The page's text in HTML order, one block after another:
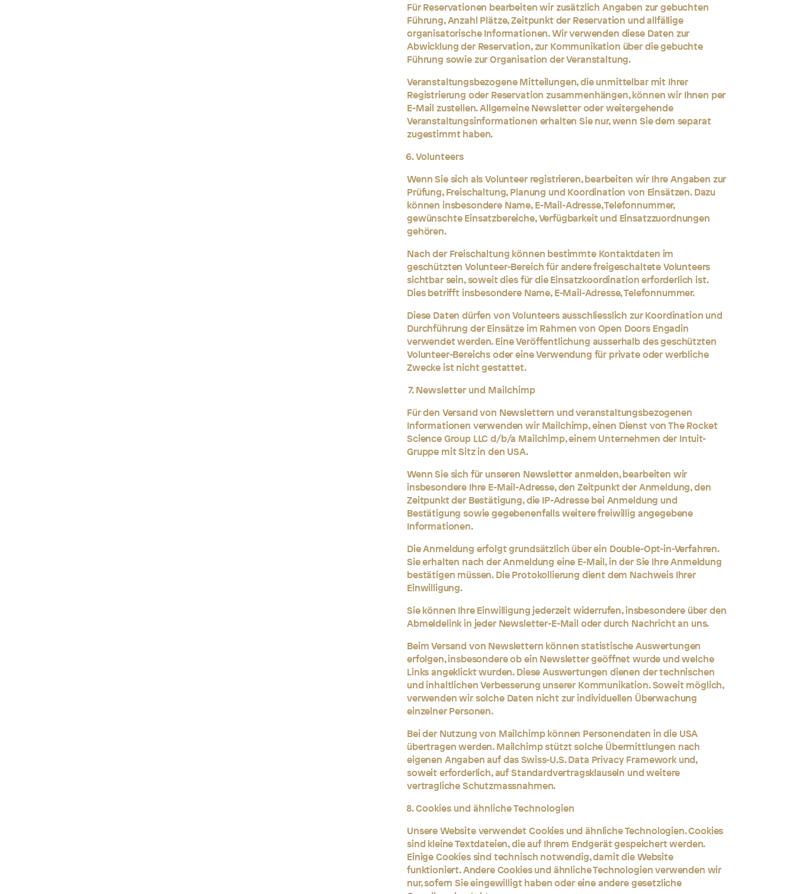
Für Reservationen bearbeiten wir zusätzlich Angaben zur gebuchten
Führung, Anzahl Plätze, Zeitpunkt der Reservation und allfällige
organisatorische Informationen. Wir verwenden diese Daten zur
Abwicklung der Reservation, zur Kommunikation über die gebuchte
Führung sowie zur Organisation der Veranstaltung.
Veranstaltungsbezogene Mitteilungen, die unmittelbar mit Ihrer
Registrierung oder Reservation zusammenhängen, können wir Ihnen per
E-Mail zustellen. Allgemeine Newsletter oder weitergehende
Veranstaltungsinformationen erhalten Sie nur, wenn Sie dem separat
zugestimmt haben.
Volunteers
Wenn Sie sich als Volunteer registrieren, bearbeiten wir Ihre Angaben zur
Prüfung, Freischaltung, Planung und Koordination von Einsätzen. Dazu
können insbesondere Name, E-Mail-Adresse, Telefonnummer,
gewünschte Einsatzbereiche, Verfügbarkeit und Einsatzzuordnungen
gehören.
Nach der Freischaltung können bestimmte Kontaktdaten im
geschützten Volunteer-Bereich für andere freigeschaltete Volunteers
sichtbar sein, soweit dies für die Einsatzkoordination erforderlich ist.
Dies betrifft insbesondere Name, E-Mail-Adresse, Telefonnummer.
Diese Daten dürfen von Volunteers ausschliesslich zur Koordination und
Durchführung der Einsätze im Rahmen von Open Doors Engadin
verwendet werden. Eine Veröffentlichung ausserhalb des geschützten
Volunteer-Bereichs oder eine Verwendung für private oder werbliche
Zwecke ist nicht gestattet.
Newsletter und Mailchimp
Für den Versand von Newslettern und veranstaltungsbezogenen
Informationen verwenden wir Mailchimp, einen Dienst von The Rocket
Science Group LLC d/b/a Mailchimp, einem Unternehmen der Intuit-
Gruppe mit Sitz in den USA.
Wenn Sie sich für unseren Newsletter anmelden, bearbeiten wir
insbesondere Ihre E-Mail-Adresse, den Zeitpunkt der Anmeldung, den
Zeitpunkt der Bestätigung, die IP-Adresse bei Anmeldung und
Bestätigung sowie gegebenenfalls weitere freiwillig angegebene
Informationen.
Die Anmeldung erfolgt grundsätzlich über ein Double-Opt-in-Verfahren.
Sie erhalten nach der Anmeldung eine E-Mail, in der Sie Ihre Anmeldung
bestätigen müssen. Die Protokollierung dient dem Nachweis Ihrer
Einwilligung.
Sie können Ihre Einwilligung jederzeit widerrufen, insbesondere über den
Abmeldelink in jeder Newsletter-E-Mail oder durch Nachricht an uns.
Beim Versand von Newslettern können statistische Auswertungen
erfolgen, insbesondere ob ein Newsletter geöffnet wurde und welche
Links angeklickt wurden. Diese Auswertungen dienen der technischen
und inhaltlichen Verbesserung unserer Kommunikation. Soweit möglich,
verwenden wir solche Daten nicht zur individuellen Überwachung
einzelner Personen.
Bei der Nutzung von Mailchimp können Personendaten in die USA
übertragen werden. Mailchimp stützt solche Übermittlungen nach
eigenen Angaben auf das Swiss-U.S. Data Privacy Framework und,
soweit erforderlich, auf Standardvertragsklauseln und weitere
vertragliche Schutzmassnahmen.
Cookies und ähnliche Technologien
Unsere Website verwendet Cookies und ähnliche Technologien. Cookies
sind kleine Textdateien, die auf Ihrem Endgerät gespeichert werden.
Einige Cookies sind technisch notwendig, damit die Website
funktioniert. Andere Cookies und ähnliche Technologien verwenden wir
nur, sofern Sie eingewilligt haben oder eine andere gesetzliche